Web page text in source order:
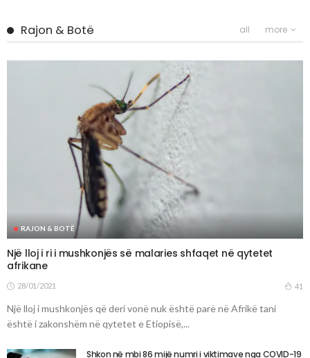
Rajon & Botë all more
RAJON & BOTË
Një lloj i ri i mushkonjës së malaries shfaqet në qytetet
afrikane
28/01/2021 41
Një lloj i mushkonjës që deri vonë nuk është parë në Afrikë tani
është i zakonshëm në qytetet e Etiopisë,...
Shkon në mbi 86 mijë numri i viktimave nga COVID-19